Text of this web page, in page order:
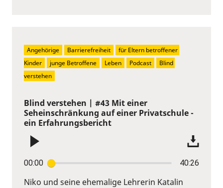
Blind verstehen | #43 Mit einer
Seheinschränkung auf einer Privatschule -
ein Erfahrungsbericht
00:00 40:26
Niko und seine ehemalige Lehrerin Katalin
Angehörige Barrierefreiheit
für Eltern betroffener
Kinder
junge Betroffene Leben Podcast
Blind
verstehen